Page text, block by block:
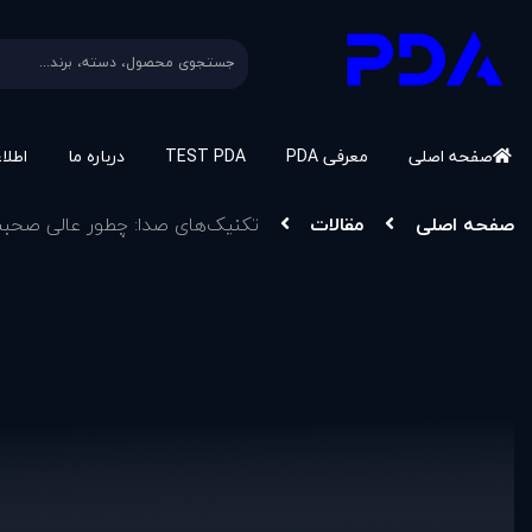
صفحه اصلی معرفی PDA TEST PDA درباره ما
صفحه اصلی مقالات تکنیک‌های صدا: چطور عالی